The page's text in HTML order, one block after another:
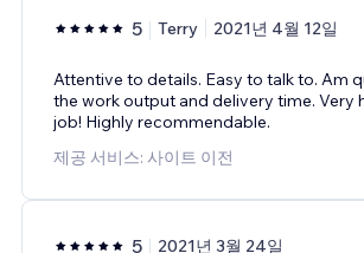
5 Terry 2021년 4월 12일
Attentive to details. Easy to talk to. Am
the work output and delivery time. Very
job! Highly recommendable.
제공 서비스: 사이트 이전
5 2021년 3월 24일